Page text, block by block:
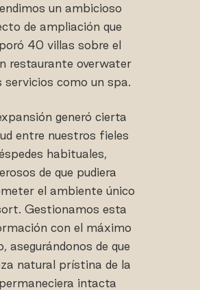
un ambicioso
de ampliación que
40 villas sobre el
restaurante overwater
servicios como un spa.
generó cierta
entre nuestros fieles
habituales,
de que pudiera
el ambiente único
Gestionamos esta
con el máximo
asegurándonos de que
natural prístina de la
intacta